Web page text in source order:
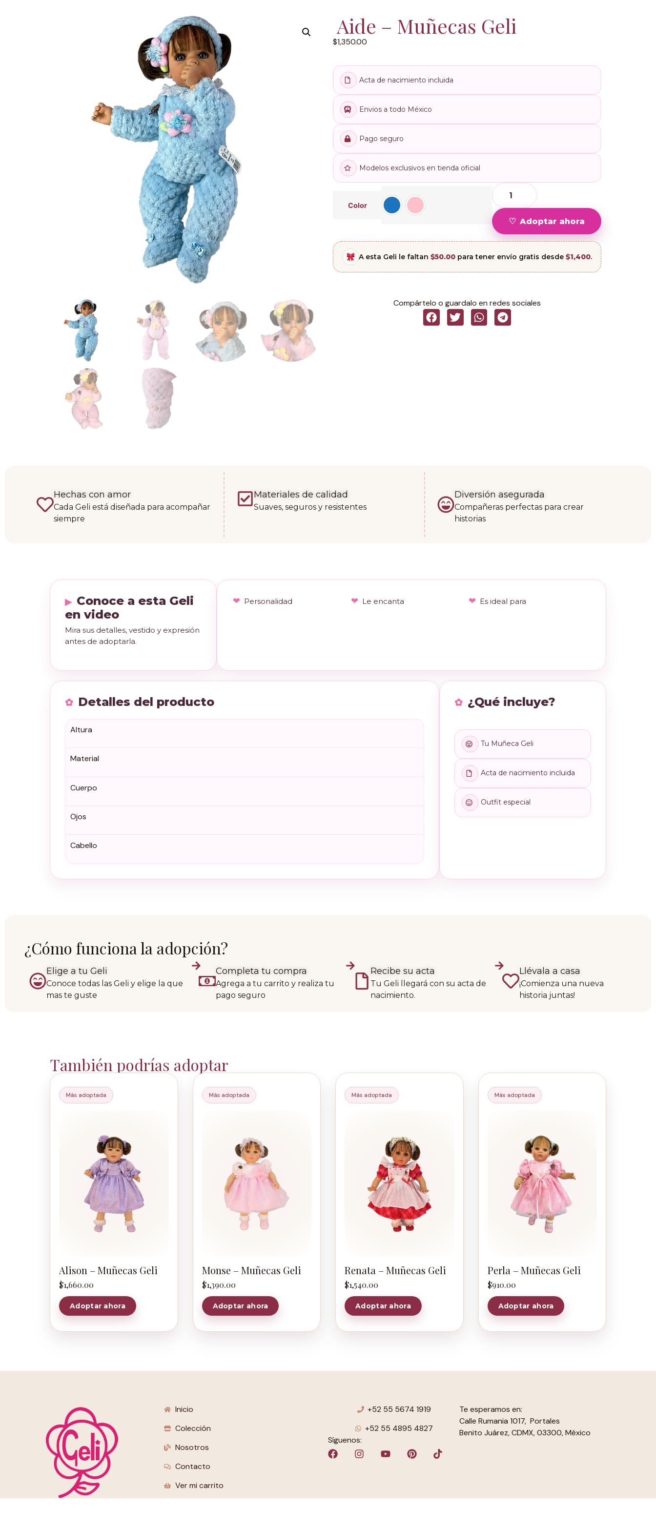
Aide – Muñecas Geli
$1,350.00
Acta de nacimiento incluida
Envios a todo México
Pago seguro
Modelos exclusivos en tienda oficial
Color
Adoptar ahora
A esta Geli le faltan $50.00 para tener envío gratis desde $1,400.
Compártelo o guardalo en redes sociales
Hechas con amor
Cada Geli está diseñada para acompañar
siempre
Materiales de calidad
Suaves, seguros y resistentes
Diversión asegurada
Compañeras perfectas para crear
historias
Conoce a esta Geli
en video
Mira sus detalles, vestido y expresión
antes de adoptarla.
Personalidad Le encanta Es ideal para
Detalles del producto
Altura
Material
Cuerpo
Ojos
Cabello
¿Qué incluye?
Tu Muñeca Geli
Acta de nacimiento incluida
Outfit especial
¿Cómo funciona la adopción?
Elige a tu Geli
Conoce todas las Geli y elige la que
mas te guste
Completa tu compra
Agrega a tu carrito y realiza tu
pago seguro
Recibe su acta
Tu Geli llegará con su acta de
nacimiento.
Llévala a casa
¡Comienza una nueva
historia juntas!
También podrías adoptar
Más adoptada
Alison – Muñecas Geli
$1,660.00
Adoptar ahora
Más adoptada
Monse – Muñecas Geli
$1,390.00
Adoptar ahora
Más adoptada
Renata – Muñecas Geli
$1,540.00
Adoptar ahora
Más adoptada
Perla – Muñecas Geli
$910.00
Adoptar ahora
Inicio
Colección
Nosotros
Contacto
Ver mi carrito
+52 55 5674 1919
+52 55 4895 4827
Síguenos:
Te esperamos en:
Calle Rumania 1017, Portales
Benito Juárez, CDMX, 03300, México